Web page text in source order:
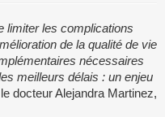
limiter les complications
de la qualité de vie
nécessaires
meilleurs délais : un enjeu
docteur Alejandra Martinez,